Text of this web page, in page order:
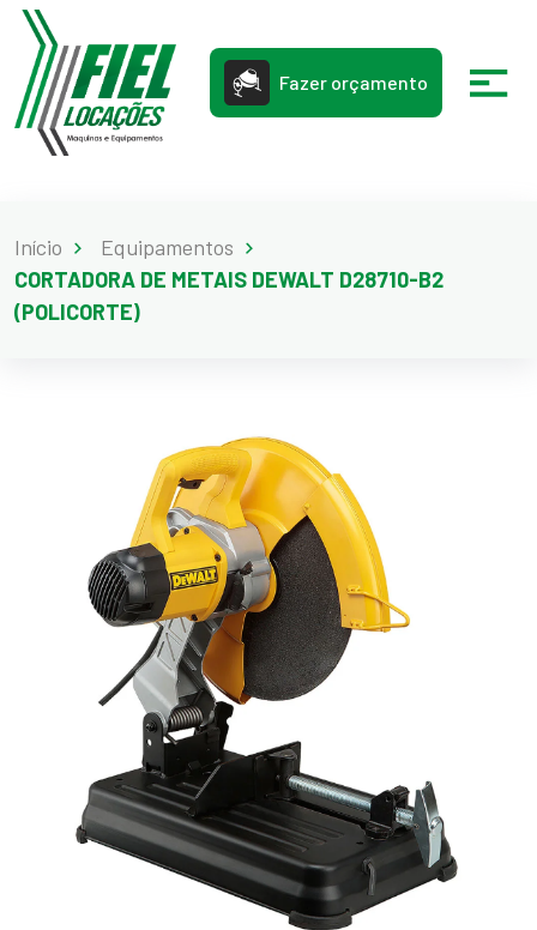
Fazer orçamento
Início
Equipamentos
CORTADORA DE METAIS DEWALT D28710-B2
(POLICORTE)